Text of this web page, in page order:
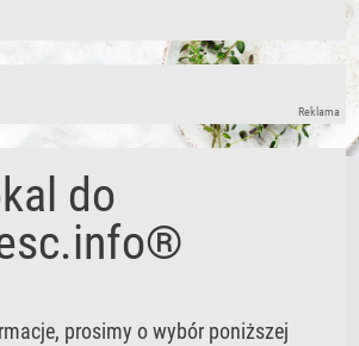
Reklama
do
prosimy o wybór poniższej